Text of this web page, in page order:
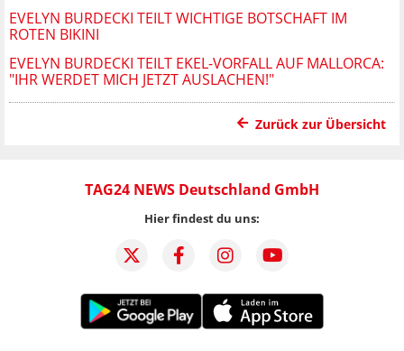
EVELYN BURDECKI TEILT WICHTIGE BOTSCHAFT IM
ROTEN BIKINI
EVELYN BURDECKI TEILT EKEL-VORFALL AUF MALLORCA:
"IHR WERDET MICH JETZT AUSLACHEN!"
Zurück zur Übersicht
TAG24 NEWS Deutschland GmbH
Hier findest du uns: